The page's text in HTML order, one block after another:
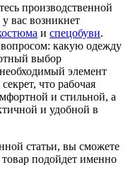
производственной
вас возникнет
и спецобуви.
вопросом: какую одежду
выбор
элемент
что рабочая
и стильной, а
и удобной в
статьи, вы сможете
подойдет именно